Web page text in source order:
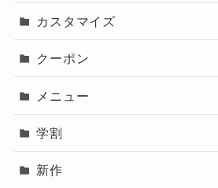
カスタマイズ
クーポン
メニュー
学割
新作